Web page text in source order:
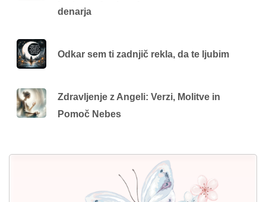
denarja
Odkar sem ti zadnjič rekla, da te ljubim
Zdravljenje z Angeli: Verzi, Molitve in
Pomoč Nebes